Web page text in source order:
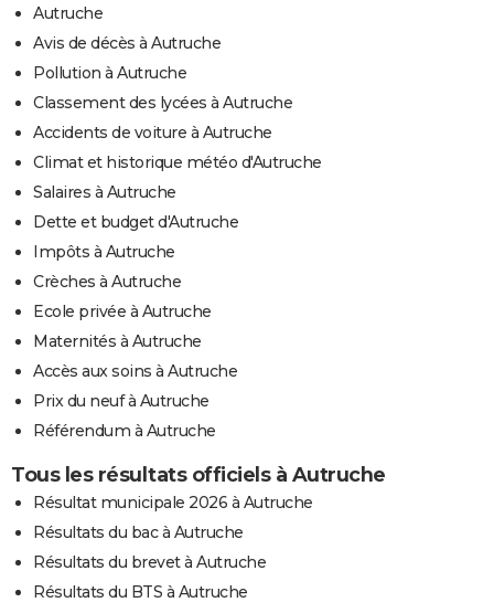
Autruche
Avis de décès à Autruche
Pollution à Autruche
Classement des lycées à Autruche
Accidents de voiture à Autruche
Climat et historique météo d'Autruche
Salaires à Autruche
Dette et budget d'Autruche
Impôts à Autruche
Crèches à Autruche
Ecole privée à Autruche
Maternités à Autruche
Accès aux soins à Autruche
Prix du neuf à Autruche
Référendum à Autruche
Tous les résultats officiels à Autruche
Résultat municipale 2026 à Autruche
Résultats du bac à Autruche
Résultats du brevet à Autruche
Résultats du BTS à Autruche